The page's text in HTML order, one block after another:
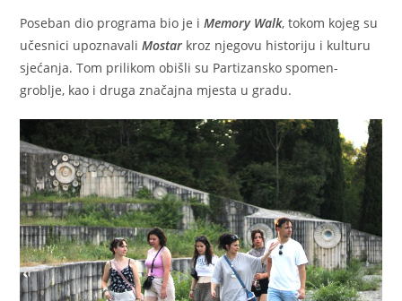
Poseban dio programa bio je iMemory Walk, tokom kojeg su
učesnici upoznavaliMostar kroz njegovu historiju i kulturu
sjećanja. Tom prilikom obišli su Partizansko spomen-
groblje, kao i druga značajna mjesta u gradu.